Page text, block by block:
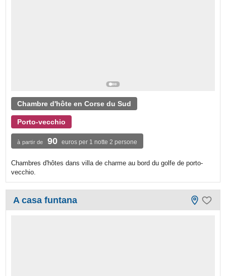
Chambre d'hôte en Corse du Sud
Porto-vecchio
à partir de 90 euros per 1 notte 2 persone
Chambres d'hôtes dans villa de charme au bord du golfe de porto-
vecchio.
A casa funtana